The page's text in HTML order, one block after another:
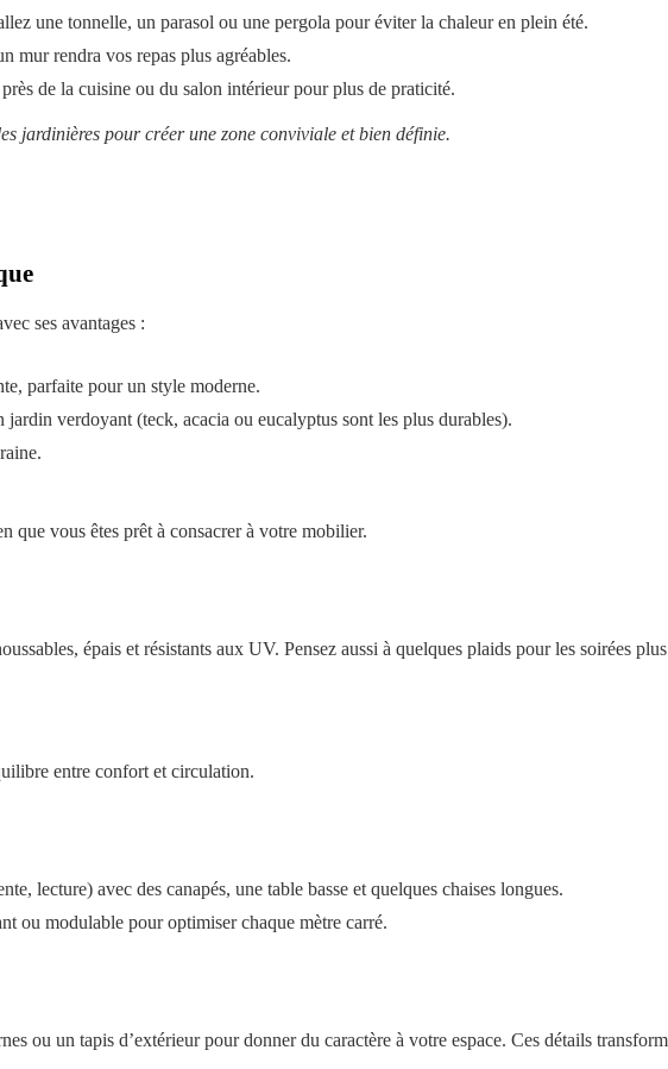
une tonnelle, un parasol ou une pergola pour éviter la chaleur en plein été.
mur rendra vos repas plus agréables.
de la cuisine ou du salon intérieur pour plus de praticité.
jardinières pour créer une zone conviviale et bien définie.
ses avantages :
parfaite pour un style moderne.
verdoyant (teck, acacia ou eucalyptus sont les plus durables).
que vous êtes prêt à consacrer à votre mobilier.
épais et résistants aux UV. Pensez aussi à quelques plaids pour les soirées
entre confort et circulation.
lecture) avec des canapés, une table basse et quelques chaises longues.
ou modulable pour optimiser chaque mètre carré.
ou un tapis d’extérieur pour donner du caractère à votre espace. Ces détails